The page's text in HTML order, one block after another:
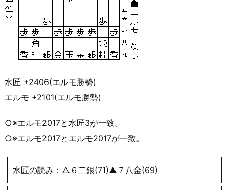
水匠 +2406(エルモ勝勢)
エルモ +2101(エルモ勝勢)
○※エルモ2017と水匠3が一致。
○※エルモ2017とエルモ2017が一致。
水匠の読み：△６二銀(71)▲７八金(69)